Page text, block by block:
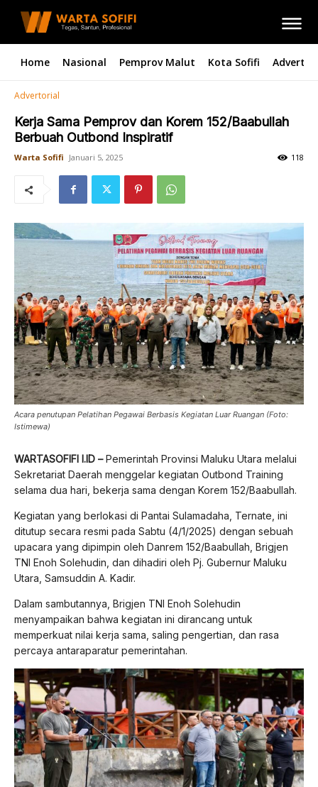
Home Nasional Pemprov Malut Kota Sofifi
Advertorial
Kerja Sama Pemprov dan Korem 152/Baabullah
Berbuah Outbond Inspiratif
Warta Sofifi Januari 5, 2025 118
Acara penutupan Pelatihan Pegawai Berbasis Kegiatan Luar Ruangan (Foto:
Istimewa)
WARTASOFIFI l.ID –Pemerintah Provinsi Maluku Utara melalui
Sekretariat Daerah menggelar kegiatan Outbond Training
selama dua hari, bekerja sama dengan Korem 152/Baabullah.
Kegiatan yang berlokasi di Pantai Sulamadaha, Ternate, ini
ditutup secara resmi pada Sabtu (4/1/2025) dengan sebuah
upacara yang dipimpin oleh Danrem 152/Baabullah, Brigjen
TNI Enoh Solehudin, dan dihadiri oleh Pj. Gubernur Maluku
Utara, Samsuddin A. Kadir.
Dalam sambutannya, Brigjen TNI Enoh Solehudin
menyampaikan bahwa kegiatan ini dirancang untuk
memperkuat nilai kerja sama, saling pengertian, dan rasa
percaya antaraparatur pemerintahan.